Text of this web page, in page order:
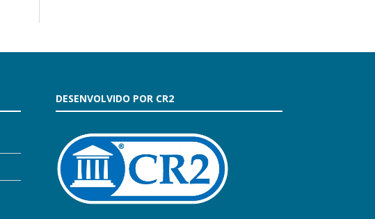
DESENVOLVIDO POR CR2